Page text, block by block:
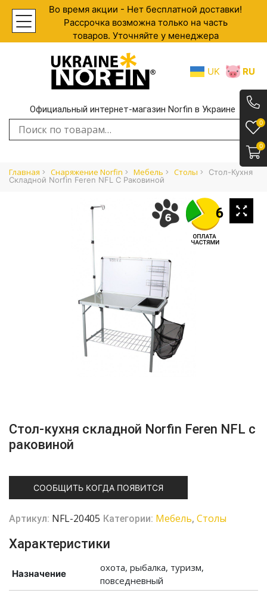
Во время акции - Нет бесплатной доставки!
Рассрочка возможна только на часть
товаров. Уточняйте у менеджера
UK RU
Официальный интернет-магазин Norfin в Украине
Искать:
Главная Снаряжение Norfin Мебель Столы
Стол-Кухня
Складной Norfin Feren NFL С Раковиной
0
0
Стол-кухня складной Norfin Feren NFL с
раковиной
СООБЩИТЬ КОГДА ПОЯВИТСЯ
Артикул: NFL-20405 Категории: Мебель, Столы
Характеристики
Назначение
охота, рыбалка, туризм,
повседневный